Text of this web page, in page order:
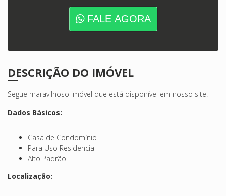
FALE AGORA
DESCRIÇÃO DO IMÓVEL
Segue maravilhoso imóvel que está disponível em nosso site:
Dados Básicos:
Casa de Condomínio
Para Uso Residencial
Alto Padrão
Localização: